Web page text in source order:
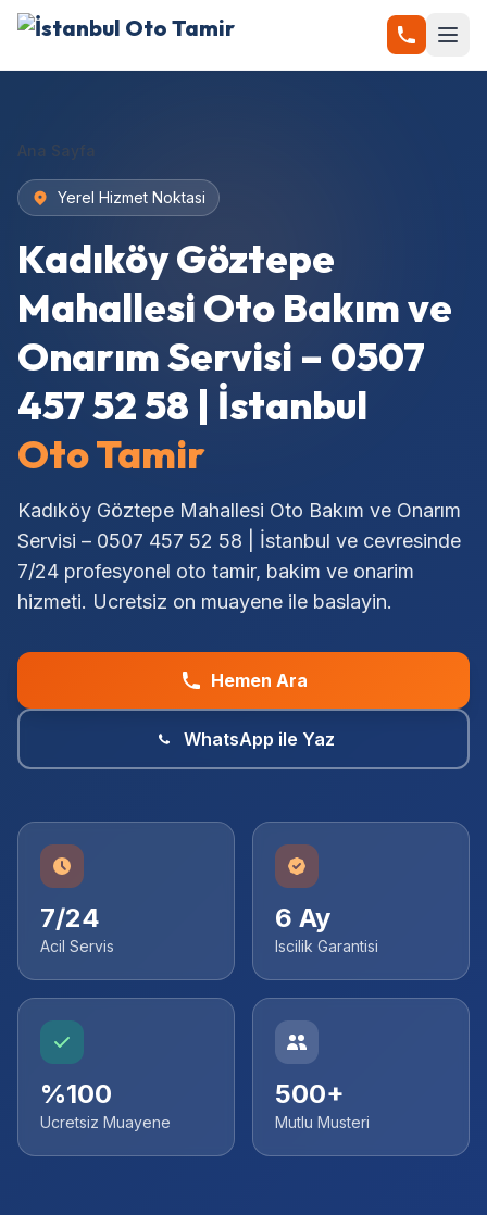
Ana Sayfa
Yerel Hizmet Noktasi
Kadıköy Göztepe
Mahallesi Oto Bakım ve
Onarım Servisi – 0507
457 52 58 | İstanbul
Oto Tamir
Kadıköy Göztepe Mahallesi Oto Bakım ve Onarım
Servisi – 0507 457 52 58 | İstanbul ve cevresinde
7/24 profesyonel oto tamir, bakim ve onarim
hizmeti. Ucretsiz on muayene ile baslayin.
Hemen Ara
WhatsApp ile Yaz
7/24
Acil Servis
6 Ay
Iscilik Garantisi
%100
Ucretsiz Muayene
500+
Mutlu Musteri